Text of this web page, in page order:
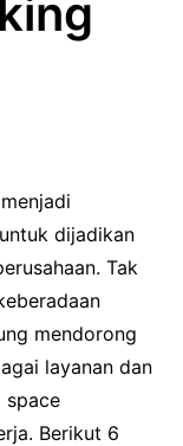
dijadikan
Tak
mendorong
layanan dan
space
Berikut 6